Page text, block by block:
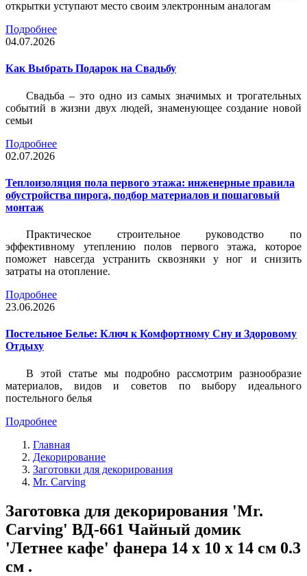
открытки уступают место своим электронным аналогам
Подробнее
04.07.2026
Как Выбрать Подарок на Свадьбу
Свадьба – это одно из самых значимых и трогательных
событий в жизни двух людей, знаменующее создание новой
семьи
Подробнее
02.07.2026
Теплоизоляция пола первого этажа: инженерные правила
обустройства пирога, подбор материалов и пошаговый
монтаж
Практическое строительное руководство по
эффективному утеплению полов первого этажа, которое
поможет навсегда устранить сквозняки у ног и снизить
затраты на отопление.
Подробнее
23.06.2026
Постельное Белье: Ключ к Комфортному Сну и Здоровому
Отдыху
В этой статье мы подробно рассмотрим разнообразие
материалов, видов и советов по выбору идеального
постельного белья
Подробнее
Главная
Декорирование
Заготовки для декорирования
Mr. Carving
Заготовка для декорирования 'Mr.
Carving' ВД-661 Чайный домик
'Летнее кафе' фанера 14 х 10 х 14 см 0.3
см .